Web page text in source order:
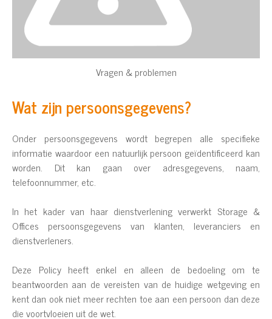
Vragen & problemen
Wat zijn persoonsgegevens?
Onder persoonsgegevens wordt begrepen alle specifieke
informatie waardoor een natuurlijk persoon geïdentificeerd kan
worden. Dit kan gaan over adresgegevens, naam,
telefoonnummer, etc.
In het kader van haar dienstverlening verwerkt Storage &
Offices persoonsgegevens van klanten, leveranciers en
dienstverleners.
Deze Policy heeft enkel en alleen de bedoeling om te
beantwoorden aan de vereisten van de huidige wetgeving en
kent dan ook niet meer rechten toe aan een persoon dan deze
die voortvloeien uit de wet.